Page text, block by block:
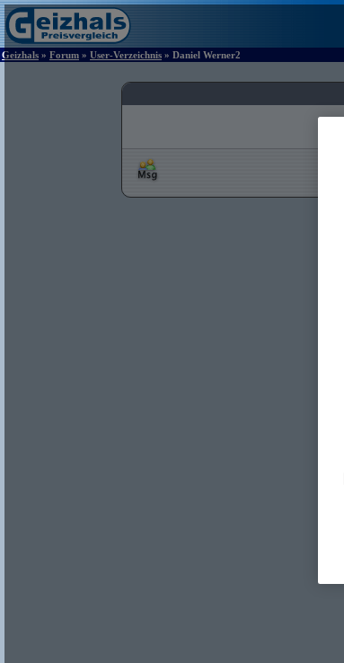
Geizhals » Forum » User-Verzeichnis » Daniel Werner2